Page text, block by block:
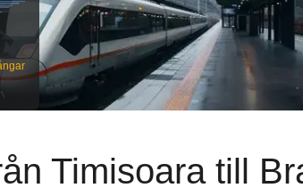
Timisoara till